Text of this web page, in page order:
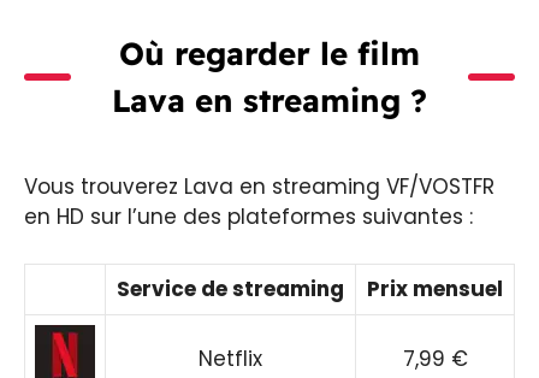
Où regarder le film
Lava en streaming ?
Vous trouverez Lava en streaming VF/VOSTFR
en HD sur l’une des plateformes suivantes :
Service de streaming Prix mensuel
Netflix 7,99 €